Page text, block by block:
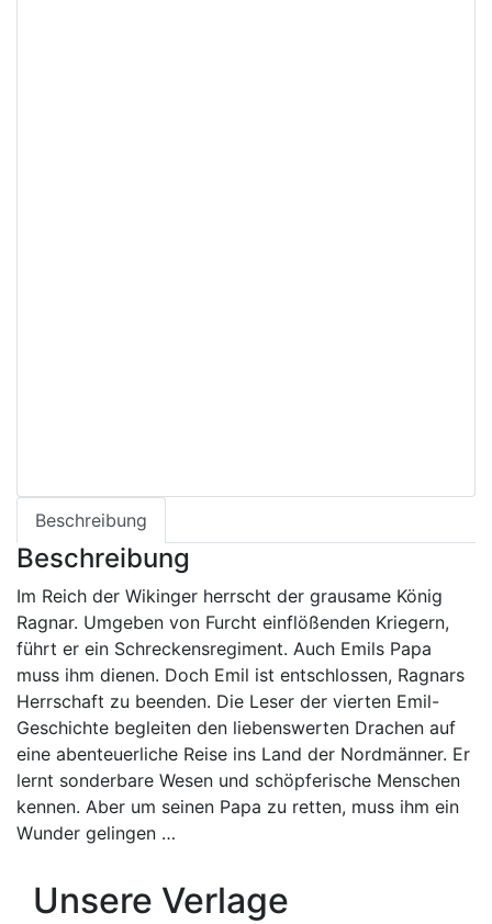
Beschreibung
Beschreibung
Im Reich der Wikinger herrscht der grausame König
Ragnar. Umgeben von Furcht einflößenden Kriegern,
führt er ein Schreckensregiment. Auch Emils Papa
muss ihm dienen. Doch Emil ist entschlossen, Ragnars
Herrschaft zu beenden. Die Leser der vierten Emil-
Geschichte begleiten den liebenswerten Drachen auf
eine abenteuerliche Reise ins Land der Nordmänner. Er
lernt sonderbare Wesen und schöpferische Menschen
kennen. Aber um seinen Papa zu retten, muss ihm ein
Wunder gelingen …
Unsere Verlage